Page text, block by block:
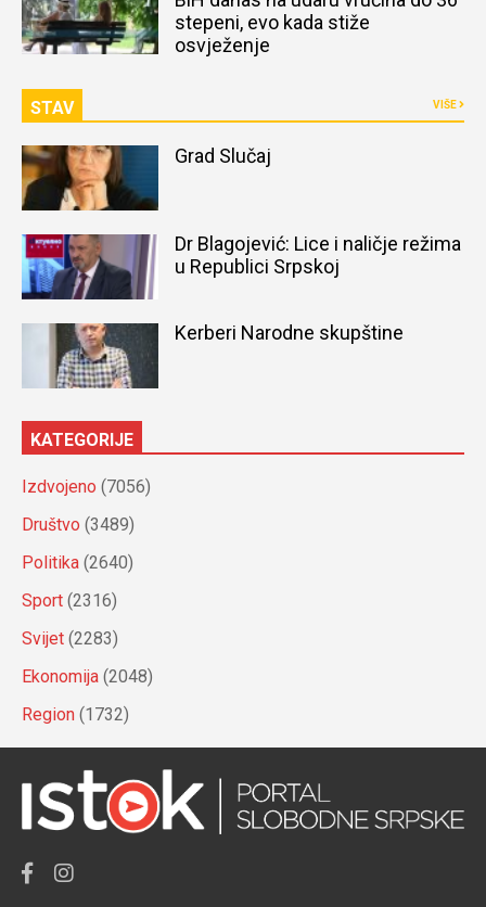
stepeni, evo kada stiže
osvježenje
STAV VIŠE
Grad Slučaj
Dr Blagojević: Lice i naličje režima
u Republici Srpskoj
Kerberi Narodne skupštine
KATEGORIJE
Izdvojeno (7056)
Društvo (3489)
Politika (2640)
Sport (2316)
Svijet (2283)
Ekonomija (2048)
Region (1732)